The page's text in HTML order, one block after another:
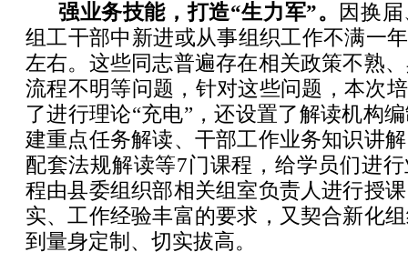
强业务技能，打造“生力军”。 因换
组工干部中新进或从事组织工作不满一
左右。这些同志普遍存在相关政策不熟
流程不明等问题，针对这些问题，本次
了进行理论“充电”，还设置了解读机构
建重点任务解读、干部工作业务知识讲
配套法规解读等7门课程，给学员们进
程由县委组织部相关组室负责人进行授
实、工作经验丰富的要求，又契合新化
到量身定制、切实拔高。